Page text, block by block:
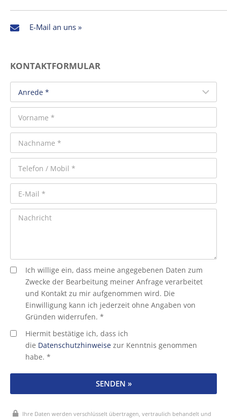
E-Mail an uns »
KONTAKTFORMULAR
Ich willige ein, dass meine angegebenen Daten zum
Zwecke der Bearbeitung meiner Anfrage verarbeitet
und Kontakt zu mir aufgenommen wird. Die
Einwilligung kann ich jederzeit ohne Angaben von
Gründen widerrufen. *
Hiermit bestätige ich, dass ich
die Datenschutzhinweise zur Kenntnis genommen
habe. *
SENDEN »
Ihre Daten werden verschlüsselt übertragen, vertraulich behandelt und